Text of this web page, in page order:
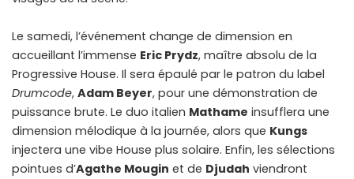
Le samedi, l’événement change de dimension en
accueillant l’immense Eric Prydz, maître absolu de la
Progressive House. Il sera épaulé par le patron du label
Drumcode, Adam Beyer, pour une démonstration de
puissance brute. Le duo italien Mathame insufflera une
dimension mélodique à la journée, alors que Kungs
injectera une vibe House plus solaire. Enfin, les sélections
pointues d’Agathe Mougin et de Djudah viendront